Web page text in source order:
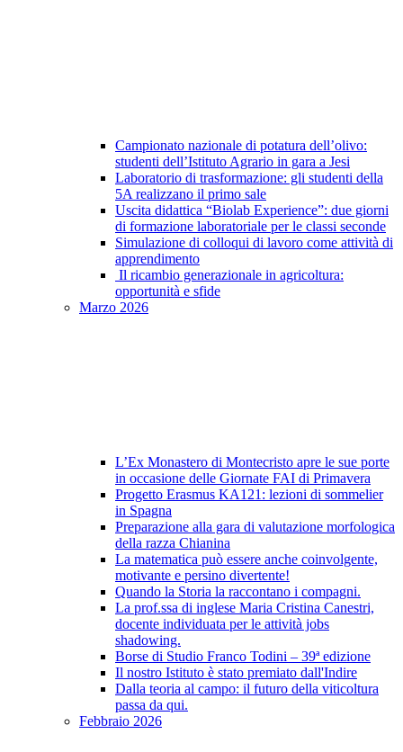
Campionato nazionale di potatura dell’olivo:
studenti dell’Istituto Agrario in gara a Jesi
Laboratorio di trasformazione: gli studenti della
5A realizzano il primo sale
Uscita didattica “Biolab Experience”: due giorni
di formazione laboratoriale per le classi seconde
Simulazione di colloqui di lavoro come attività di
apprendimento
Il ricambio generazionale in agricoltura:
opportunità e sfide
Marzo 2026
L’Ex Monastero di Montecristo apre le sue porte
in occasione delle Giornate FAI di Primavera
Progetto Erasmus KA121: lezioni di sommelier
in Spagna
Preparazione alla gara di valutazione morfologica
della razza Chianina
La matematica può essere anche coinvolgente,
motivante e persino divertente!
Quando la Storia la raccontano i compagni.
La prof.ssa di inglese Maria Cristina Canestri,
docente individuata per le attività jobs
shadowing.
Borse di Studio Franco Todini – 39ª edizione
Il nostro Istituto è stato premiato dall'Indire
Dalla teoria al campo: il futuro della viticoltura
passa da qui.
Febbraio 2026